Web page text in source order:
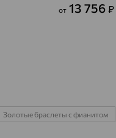
от 13 756 ₽
Золотые браслеты с фианитом